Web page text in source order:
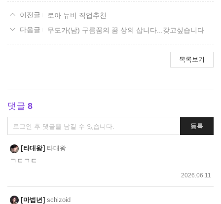
로아 뉴비 직업추천
무도가(남) 구름꿈의 꿈 상의 삽니다...갖고싶습니다
목록보기
댓글 8
댓
글
쓰
기
등록
타대왕 타대왕
ㄱㄷㄱㄷ
2026.06.11
마법년 schizoid